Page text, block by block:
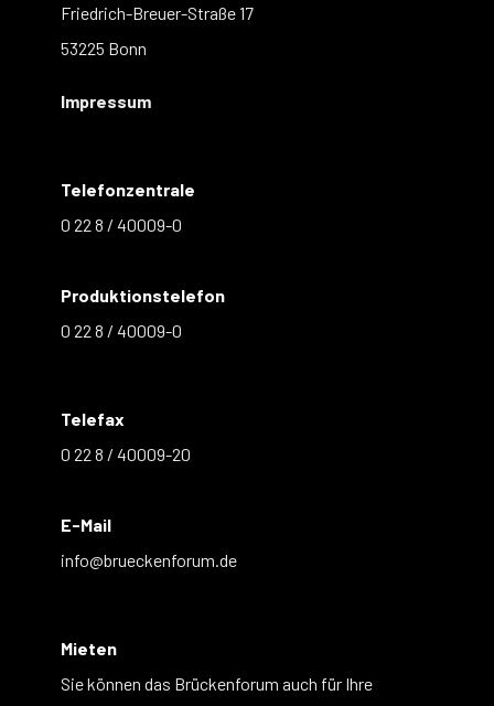
Friedrich-Breuer-Straße 17
53225 Bonn
Impressum
Telefonzentrale
0 22 8 / 40009-0
Produktionstelefon
0 22 8 / 40009-0
Telefax
0 22 8 / 40009-20
E-Mail
info@brueckenforum.de
Mieten
Sie können das Brückenforum auch für Ihre